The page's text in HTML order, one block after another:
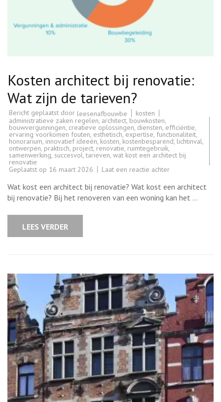
Kosten architect bij renovatie:
Wat zijn de tarieven?
Bericht geplaatst door leesenafbouwbe
kosten
administratieve zaken regelen, architect, bouwkosten,
bouwvergunningen, creatieve oplossingen, diensten, efficiëntie,
ervaring voorkomen fouten, esthetisch,expertise, functionaliteit,
honorarium, innovatief ideeën, kosten, kostenbesparend, lichtinval,
ontwerpen, praktisch, project, renovatie, ruimtegebruik,
samenwerking, succesvol,tarieven, wat kost een architect bij
renovatie
Geplaatst op 16 maart 2026 Laat een reactie achterop
architect
bij
renovatie:
Wat kost een architect bij renovatie? Wat kost een architect
bij renovatie? Bij het renoveren van een woning kan het …
LEES VERDER